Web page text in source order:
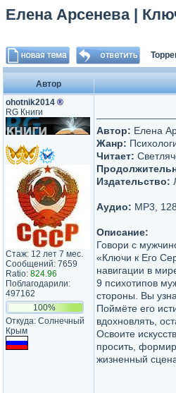
Елена Арсенева |
Автор
ohotnik2014 ®
RG Книги
Стаж: 12 лет 7 мес.
Сообщений: 7659
Ratio: 824.96
Поблагодарили:
497162
100%
Откуда: Солнечный
Крым
Автор: Елена
Жанр:
Читает:
Издательство:
Аудио: MP3,
Описание:
Говори с
«Ключи к Его
навигации в
9 психотипов
стороны. Вы
Поймёте его
вдохновлять,
Освоите
просить,
жизненный